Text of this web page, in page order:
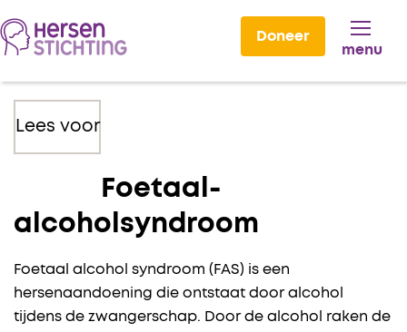
Doneer
menu
Lees voor
Foetaal-
alcoholsyndroom
Foetaal alcohol syndroom (FAS) is een
hersenaandoening die ontstaat door alcohol
tijdens de zwangerschap. Door de alcohol raken de